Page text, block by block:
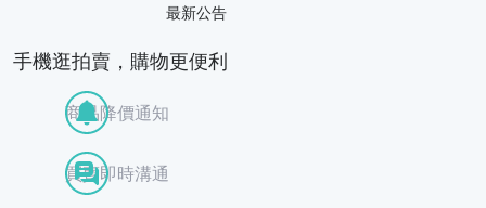
最新公告
手機逛拍賣，購物更便利
商品降價通知
買賣即時溝通